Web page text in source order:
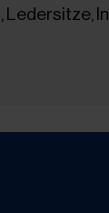
Ledersitze,